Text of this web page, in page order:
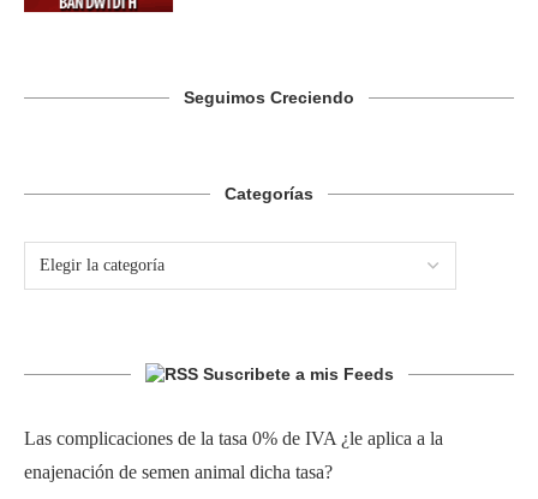
Seguimos Creciendo
Categorías
Suscribete a mis Feeds
Las complicaciones de la tasa 0% de IVA ¿le aplica a la
enajenación de semen animal dicha tasa?